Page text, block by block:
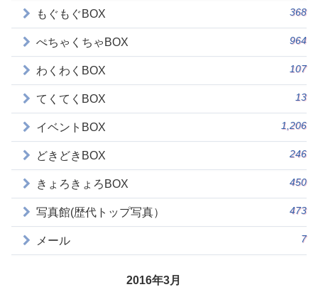
もぐもぐBOX 368
ぺちゃくちゃBOX 964
わくわくBOX 107
てくてくBOX 13
イベントBOX 1,206
どきどきBOX 246
きょろきょろBOX 450
写真館(歴代トップ写真） 473
メール 7
2016年3月